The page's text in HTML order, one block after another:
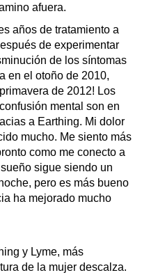
afuera.
años de tratamiento a
de experimentar
de los síntomas
en el otoño de 2010,
de 2012! Los
mental son en
a Earthing. Mi dolor
mucho. Me siento más
como me conecto a
sigue siendo un
pero es más bueno
ha mejorado mucho
y Lyme, más
de la mujer descalza.